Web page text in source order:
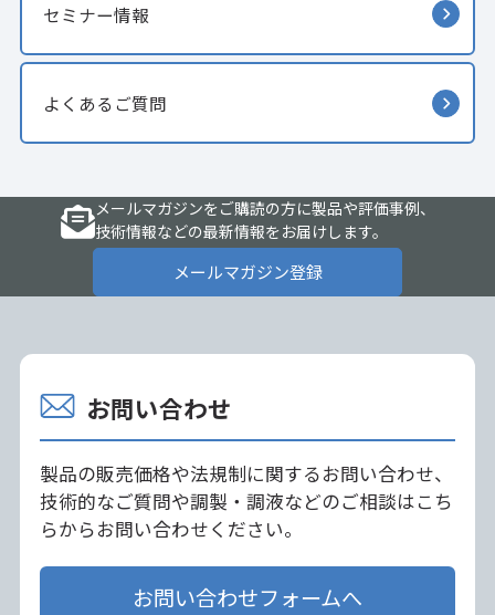
セミナー情報
よくあるご質問
メールマガジンをご購読の方に製品や評価事例、
技術情報などの最新情報をお届けします。
メールマガジン登録
お問い合わせ
製品の販売価格や法規制に関するお問い合わせ、
技術的なご質問や調製・調液などのご相談はこち
らからお問い合わせください。
お問い合わせフォームへ